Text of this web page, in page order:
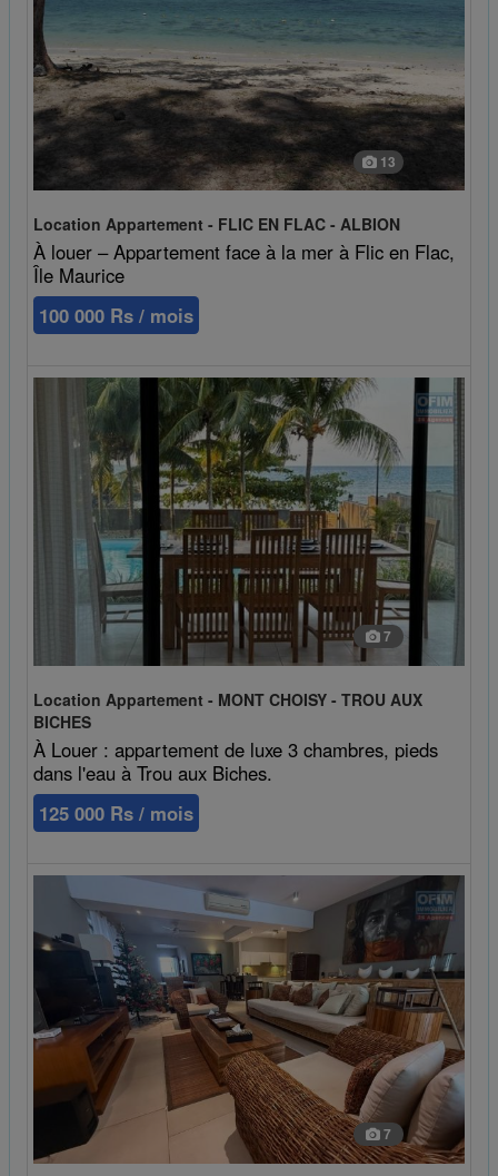
13
Location Appartement - FLIC EN FLAC - ALBION
À louer – Appartement face à la mer à Flic en Flac,
Île Maurice
100 000 Rs / mois
7
Location Appartement - MONT CHOISY - TROU AUX
BICHES
À Louer : appartement de luxe 3 chambres, pieds
dans l'eau à Trou aux Biches.
125 000 Rs / mois
7